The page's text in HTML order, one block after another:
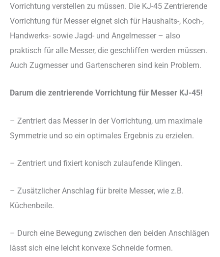
Vorrichtung verstellen zu müssen. Die KJ-45 Zentrierende
Vorrichtung für Messer eignet sich für Haushalts-, Koch-,
Handwerks- sowie Jagd- und Angelmesser – also
praktisch für alle Messer, die geschliffen werden müssen.
Auch Zugmesser und Gartenscheren sind kein Problem.
Darum die zentrierende Vorrichtung für Messer KJ-45!
– Zentriert das Messer in der Vorrichtung, um maximale
Symmetrie und so ein optimales Ergebnis zu erzielen.
– Zentriert und fixiert konisch zulaufende Klingen.
– Zusätzlicher Anschlag für breite Messer, wie z.B.
Küchenbeile.
– Durch eine Bewegung zwischen den beiden Anschlägen
lässt sich eine leicht konvexe Schneide formen.